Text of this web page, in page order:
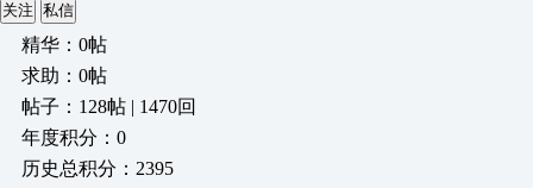
关注 私信
精华：0帖
求助：0帖
帖子：128帖 | 1470回
年度积分：0
历史总积分：2395